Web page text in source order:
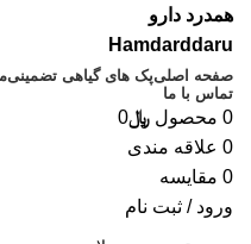
همدرد دارو
Hamdarddaru
صفحه اصلیپک های گیاهی تضمینی
تماس با ما
0 محصول ﷼0
0 علاقه مندی
0 مقایسه
ورود / ثبت نام